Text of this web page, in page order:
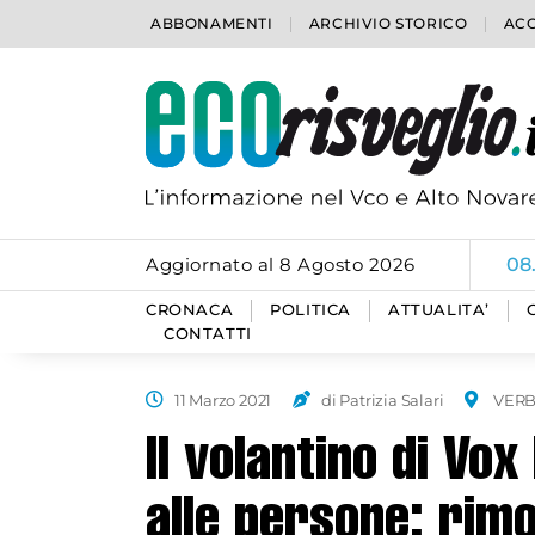
ABBONAMENTI ARCHIVIO STORICO
Aggiornato al 8 Agosto 2026
CRONACA POLITICA ATTUALITA’
CONTATTI
11 Marzo 2021 di Patrizia Salari
Il volantino di